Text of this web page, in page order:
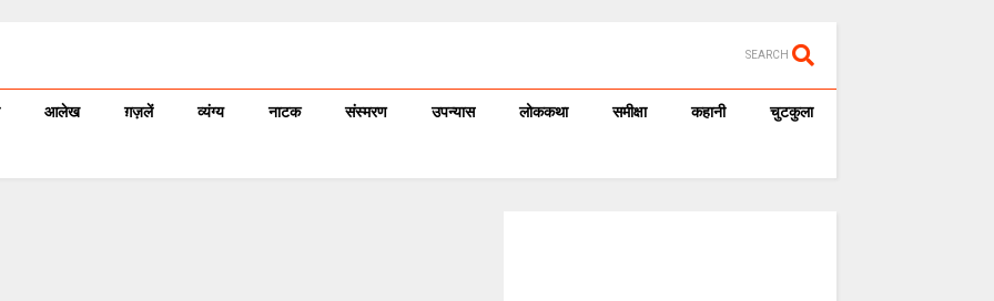
SEARCH
आलेख ग़ज़लें व्यंग्य नाटक संस्मरण उपन्यास लोककथा समीक्षा कहानी चुटकुला